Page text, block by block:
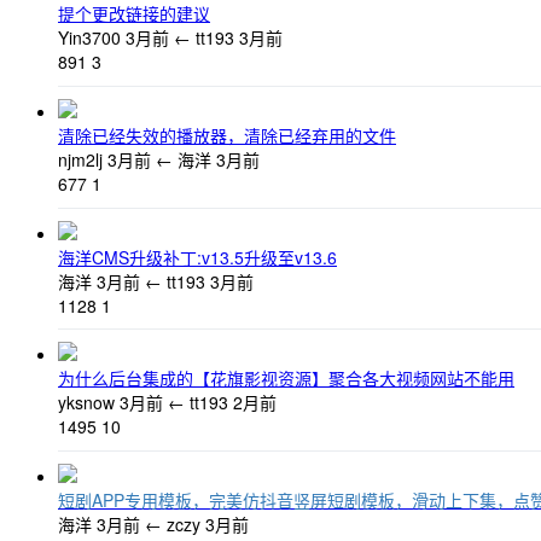
提个更改链接的建议
Yin3700 3月前 ← tt193 3月前
891 3
清除已经失效的播放器，清除已经弃用的文件
njm2lj 3月前 ← 海洋 3月前
677 1
海洋CMS升级补丁:v13.5升级至v13.6
海洋 3月前 ← tt193 3月前
1128 1
为什么后台集成的【花旗影视资源】聚合各大视频网站不能用
yksnow 3月前 ← tt193 2月前
1495 10
短剧APP专用模板，完美仿抖音竖屏短剧模板，滑动上下集，点
海洋 3月前 ← zczy 3月前